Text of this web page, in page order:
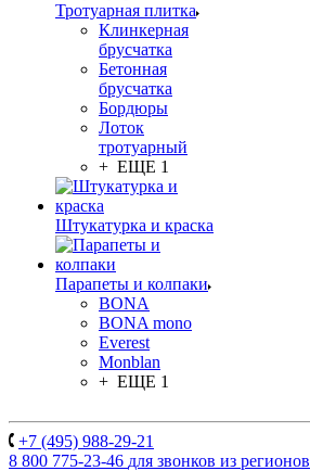
Тротуарная плитка
Клинкерная
брусчатка
Бетонная
брусчатка
Бордюры
Лоток
тротуарный
+ ЕЩЕ 1
Штукатурка и краска
Парапеты и колпаки
BONA
BONA mono
Everest
Monblan
+ ЕЩЕ 1
+7 (495) 988-29-21
8 800 775-23-46 для звонков из регионов